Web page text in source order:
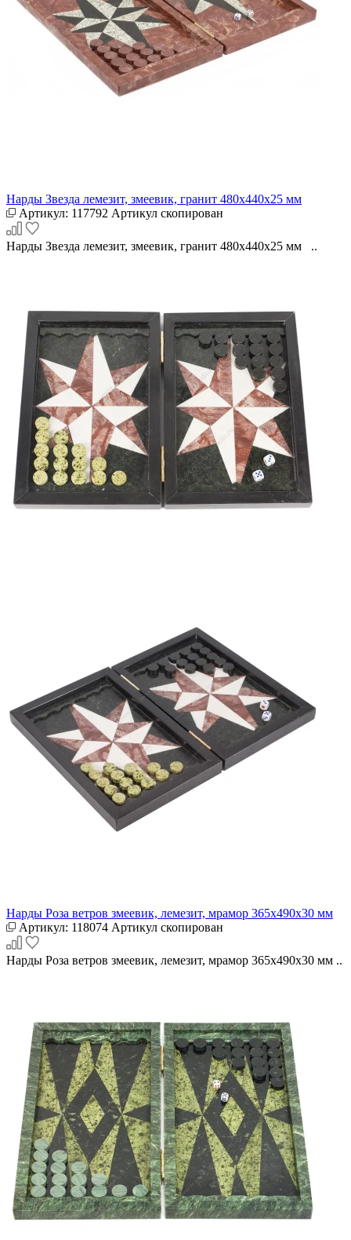
Нарды Звезда лемезит, змеевик, гранит 480х440х25 мм
Артикул: 117792 Артикул скопирован
Нарды Звезда лемезит, змеевик, гранит 480х440х25 мм ..
Нарды Роза ветров змеевик, лемезит, мрамор 365х490х30 мм
Артикул: 118074 Артикул скопирован
Нарды Роза ветров змеевик, лемезит, мрамор 365х490х30 мм ..